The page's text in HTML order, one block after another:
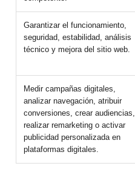
Garantizar el funcionamiento,
seguridad, estabilidad, análisis
técnico y mejora del sitio web.
Medir campañas digitales,
analizar navegación, atribuir
conversiones, crear audiencias,
realizar remarketing o activar
publicidad personalizada en
plataformas digitales.